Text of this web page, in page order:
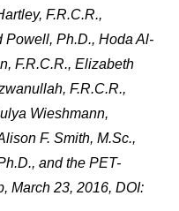
F.R.C.R.,
Powell, Ph.D., Hoda Al-
F.R.C.R., Elizabeth
F.R.C.R.,
Wieshmann,
F. Smith, M.Sc.,
and the PET-
March 23, 2016, DOI: